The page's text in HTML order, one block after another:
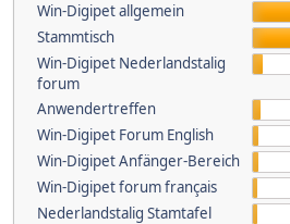
Win-Digipet allgemein
Stammtisch
Win-Digipet Nederlandstalig
forum
Anwendertreffen
Win-Digipet Forum English
Win-Digipet Anfänger-Bereich
Win-Digipet forum français
Nederlandstalig Stamtafel